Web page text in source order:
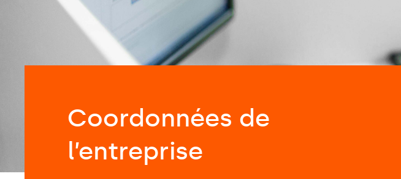
Coordonnées de
l’entreprise